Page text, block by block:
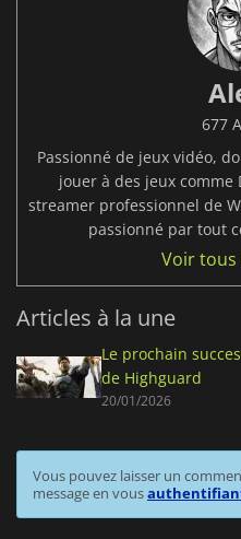
677
Passionné de jeux vidéo,
jouer à des jeux comme
streamer professionnel de
passionné par tout
Voir tous
Articles à la une
Le prochain
de Highguard
20/01/2026
Vous pouvez laisser un
message en vous